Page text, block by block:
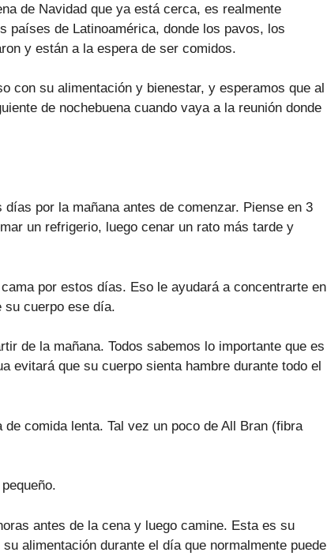
de Navidad que ya está cerca, es realmente
países de Latinoamérica, donde los pavos, los
y están a la espera de ser comidos.
con su alimentación y bienestar, y esperamos que al
de nochebuena cuando vaya a la reunión donde
por la mañana antes de comenzar. Piense en 3
un refrigerio, luego cenar un rato más tarde y
por estos días. Eso le ayudará a concentrarte en
cuerpo ese día.
de la mañana. Todos sabemos lo importante que es
evitará que su cuerpo sienta hambre durante todo el
comida lenta. Tal vez un poco de All Bran (fibra
antes de la cena y luego camine. Esta es su
alimentación durante el día que normalmente puede